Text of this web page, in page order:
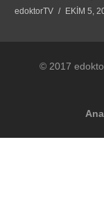
edoktorTV EKIM 5,
© 2017